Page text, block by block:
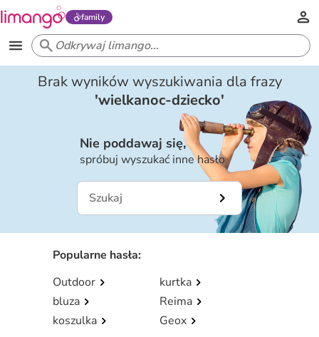
family
Brak wyników wyszukiwania dla frazy
'wielkanoc-dziecko'
Nie poddawaj się,
spróbuj wyszukać inne hasło
Popularne hasła:
Outdoor
kurtka
bluza
Reima
koszulka
Geox